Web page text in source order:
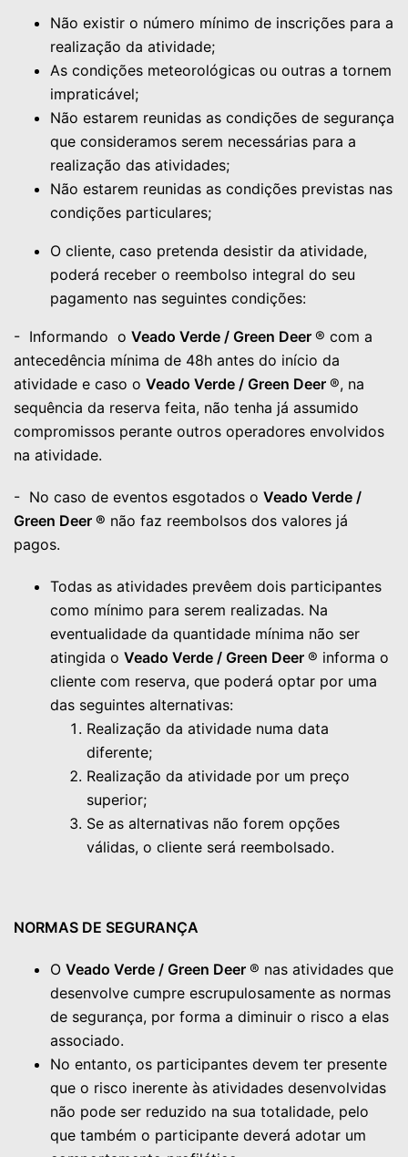
Não existir o número mínimo de inscrições para a
realização da atividade;
As condições meteorológicas ou outras a tornem
impraticável;
Não estarem reunidas as condições de segurança
que consideramos serem necessárias para a
realização das atividades;
Não estarem reunidas as condições previstas nas
condições particulares;
O cliente, caso pretenda desistir da atividade,
poderá receber o reembolso integral do seu
pagamento nas seguintes condições:
- Informando o Veado Verde / Green Deer ® com a
antecedência mínima de 48h antes do início da
atividade e caso o Veado Verde / Green Deer ®, na
sequência da reserva feita, não tenha já assumido
compromissos perante outros operadores envolvidos
na atividade.
- No caso de eventos esgotados o Veado Verde /
Green Deer ® não faz reembolsos dos valores já
pagos.
Todas as atividades prevêem dois participantes
como mínimo para serem realizadas. Na
eventualidade da quantidade mínima não ser
atingida o Veado Verde / Green Deer ® informa o
cliente com reserva, que poderá optar por uma
das seguintes alternativas:
Realização da atividade numa data
diferente;
Realização da atividade por um preço
superior;
Se as alternativas não forem opções
válidas, o cliente será reembolsado.
NORMAS DE SEGURANÇA
O Veado Verde / Green Deer ® nas atividades que
desenvolve cumpre escrupulosamente as normas
de segurança, por forma a diminuir o risco a elas
associado.
No entanto, os participantes devem ter presente
que o risco inerente às atividades desenvolvidas
não pode ser reduzido na sua totalidade, pelo
que também o participante deverá adotar um